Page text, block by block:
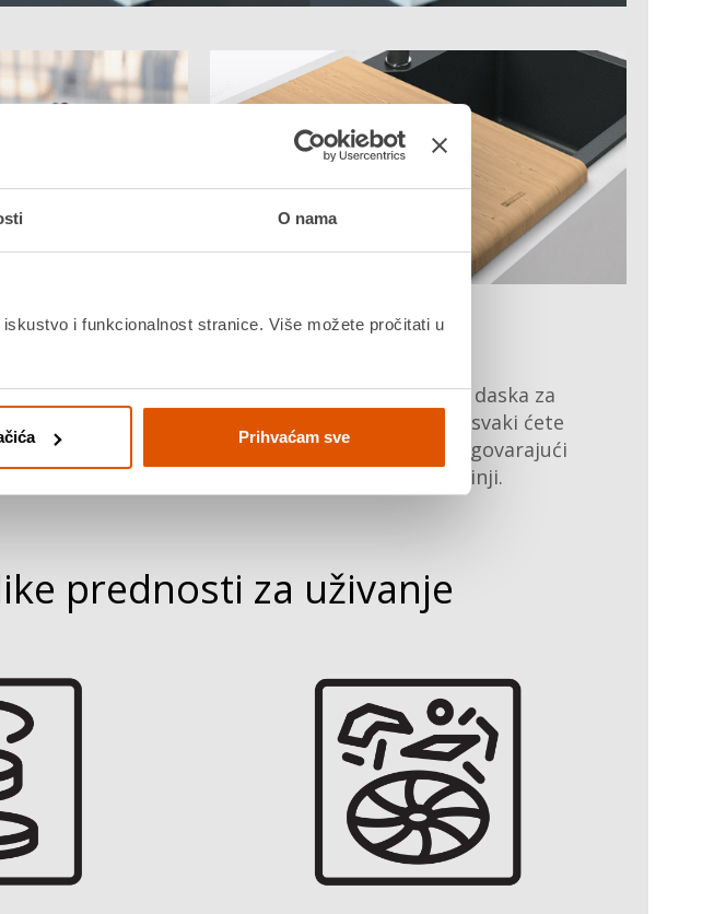
O nama
i funkcionalnost stranice. Više možete pročitati u
Prihvaćam sve
99%.
Pribor
Bilo da je rollmat podloška, daska za
rezanje ili kadica/cjedilo: za svaki ćete
model Fragranit pronaći odgovarajući
pribor za savršen rad u kuhinji.
prednosti za uživanje